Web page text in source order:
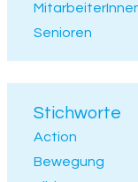
Senioren
Stichworte
Action
Bewegung